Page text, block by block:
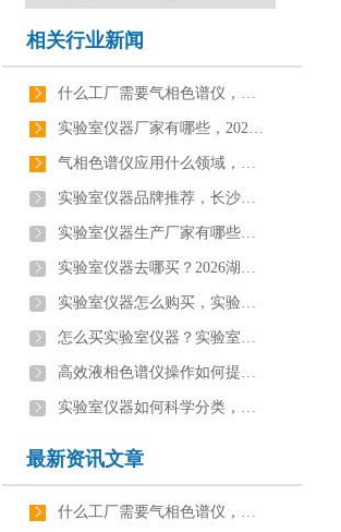
相关行业新闻
什么工厂需要气相色谱仪，实验室仪器科普【行业百科】
实验室仪器厂家有哪些，2026实验室仪器厂家排名【十大排名】
气相色谱仪应用什么领域，实验室仪器科普【行业百科】
实验室仪器品牌推荐，长沙实验室仪器品牌【最新更新】
实验室仪器生产厂家有哪些？2026实验室仪器生产厂家推荐[今日更新]
实验室仪器去哪买？2026湖南实验室仪器购买推荐【全网聚焦】
实验室仪器怎么购买，实验室仪器避坑指南【最新更新】
怎么买实验室仪器？实验室仪器购买避坑指南【行业百科】
高效液相色谱仪操作如何提升效率，资深工程师经验分享【实操技巧】
实验室仪器如何科学分类，看完你就学会了[今日更新]
最新资讯文章
什么工厂需要气相色谱仪，实验室仪器科普【行业百科】